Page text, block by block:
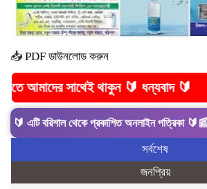
📥 PDF ডাউনলোড করুন
সাথেই থাকুন 🔰 ধন্যবাদ 🔰
বরিশাল থেকে প্রকাশিত অনলাইন পত্রিকা 🔰📰
সর্বশেষ
জনপ্রিয়